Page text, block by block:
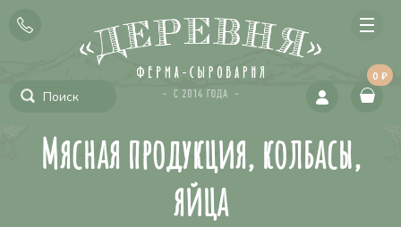
0 ₽
Мясная продукция, колбасы,
яйца